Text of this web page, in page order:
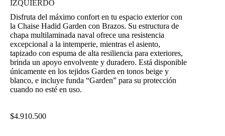
IZQUIERDO
Disfruta del máximo confort en tu espacio exterior con
la Chaise Hadid Garden con Brazos. Su estructura de
chapa multilaminada naval ofrece una resistencia
excepcional a la intemperie, mientras el asiento,
tapizado con espuma de alta resiliencia para exteriores,
brinda un apoyo envolvente y duradero. Está disponible
únicamente en los tejidos Garden en tonos beige y
blanco, e incluye funda “Garden” para su protección
cuando no esté en uso.
$4.910.500